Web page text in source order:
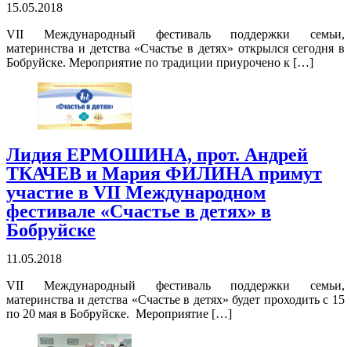
15.05.2018
VII Международный фестиваль поддержки семьи,
материнства и детства «Счастье в детях» открылся сегодня в
Бобруйске. Мероприятие по традиции приурочено к […]
Лидия ЕРМОШИНА, прот. Андрей
ТКАЧЕВ и Мария ФИЛИНА примут
участие в VII Международном
фестивале «Счастье в детях» в
Бобруйске
11.05.2018
VII Международный фестиваль поддержки семьи,
материнства и детства «Счастье в детях» будет проходить с 15
по 20 мая в Бобруйске. Мероприятие […]